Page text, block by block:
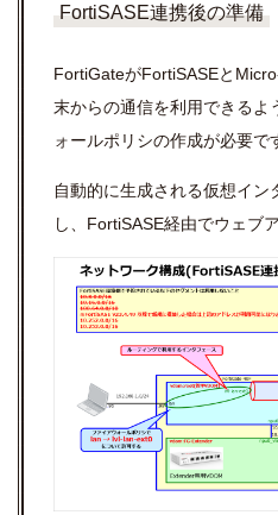
FortiSASE連携後の準備
FortiGateがFortiSASEと
末からの通信を利用できるよ
ォールポリシの作成が必要で
自動的に生成される仮想イ
し、FortiSASE経由でウェブ